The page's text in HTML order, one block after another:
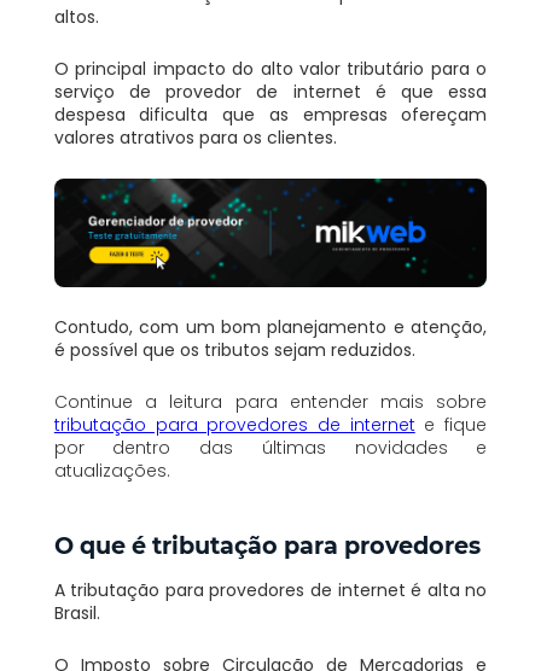
altos.
O principal impacto do alto valor tributário para o
serviço de provedor de internet é que essa
despesa dificulta que as empresas ofereçam
valores atrativos para os clientes.
Contudo, com um bom planejamento e atenção,
é possível que os tributos sejam reduzidos.
Continue a leitura para entender mais sobre
tributação para provedores de internete fique
por dentro das últimas novidades e
atualizações.
O que é tributação para provedores
A tributação para provedores de internet é alta no
Brasil.
O Imposto sobre Circulação de Mercadorias e